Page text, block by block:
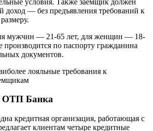
доход — без предъявления требований к
мужчин — 21-65 лет, для женщин — 18-
производится по паспорту гражданина
документов.
ОТП Банка
кредитная организация, работающая с
клиентам четыре кредитные